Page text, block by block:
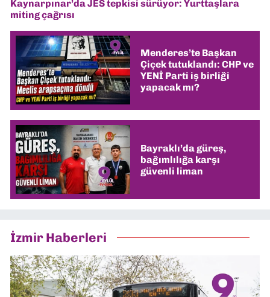
Kaynarpınar’da JES tepkisi sürüyor: Yurttaşlara
miting çağrısı
Menderes’te Başkan
Çiçek tutuklandı: CHP ve
YENİ Parti iş birliği
yapacak mı?
Bayraklı’da güreş,
bağımlılığa karşı
güvenli liman
İzmir Haberleri